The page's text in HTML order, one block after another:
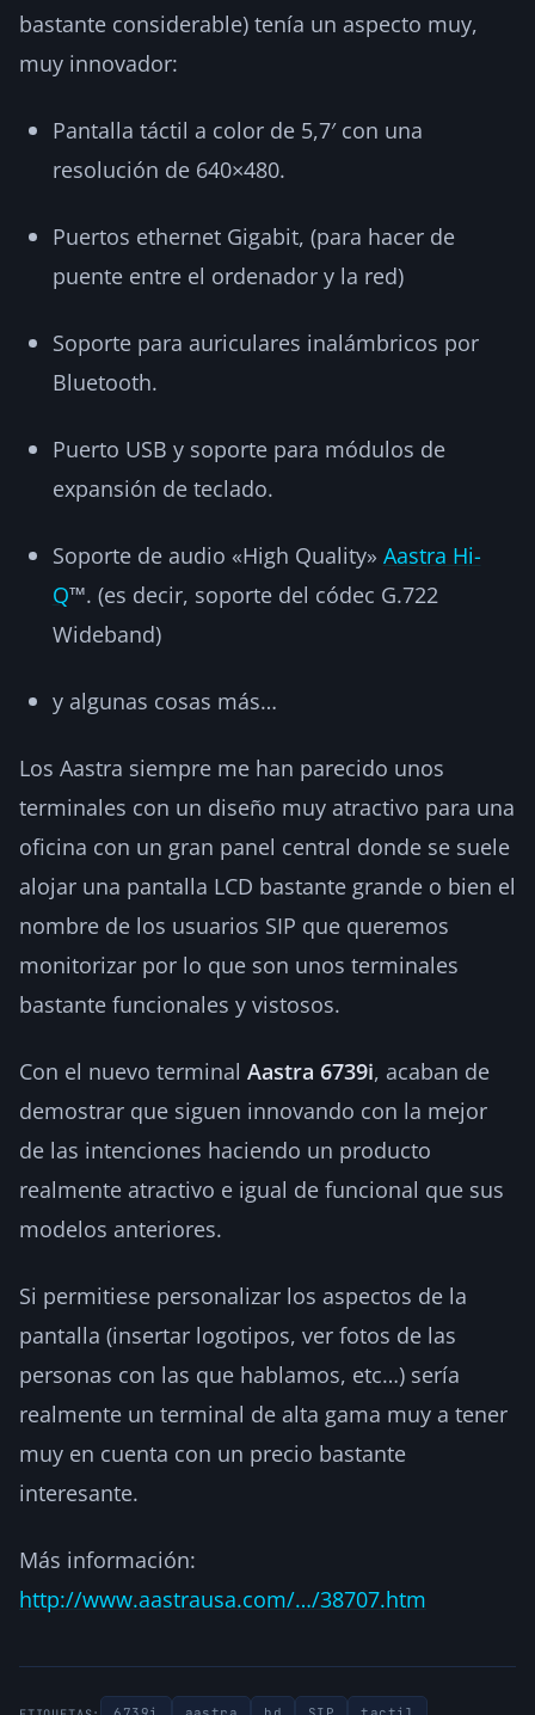
bastante considerable) tenía un aspecto muy,
muy innovador:
Pantalla táctil a color de 5,7′ con una
resolución de 640×480.
Puertos ethernet Gigabit, (para hacer de
puente entre el ordenador y la red)
Soporte para auriculares inalámbricos por
Bluetooth.
Puerto USB y soporte para módulos de
expansión de teclado.
Soporte de audio «High Quality» Aastra Hi-
Q™. (es decir, soporte del códec G.722
Wideband)
y algunas cosas más…
Los Aastra siempre me han parecido unos
terminales con un diseño muy atractivo para una
oficina con un gran panel central donde se suele
alojar una pantalla LCD bastante grande o bien el
nombre de los usuarios SIP que queremos
monitorizar por lo que son unos terminales
bastante funcionales y vistosos.
Con el nuevo terminal Aastra 6739i, acaban de
demostrar que siguen innovando con la mejor
de las intenciones haciendo un producto
realmente atractivo e igual de funcional que sus
modelos anteriores.
Si permitiese personalizar los aspectos de la
pantalla (insertar logotipos, ver fotos de las
personas con las que hablamos, etc…) sería
realmente un terminal de alta gama muy a tener
muy en cuenta con un precio bastante
interesante.
Más información:
http://www.aastrausa.com/…/38707.htm